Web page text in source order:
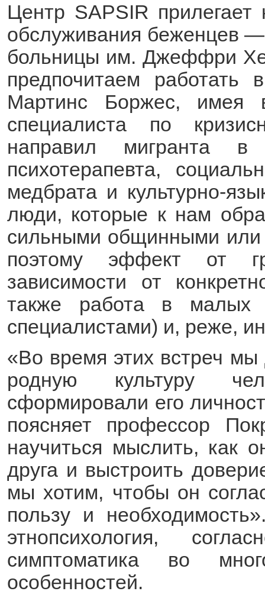
Центр SAPSIR
обслуживания беженцев —
больницы им. Джеффри
предпочитаем
Мартинс Боржес, имея
специалиста по
направил мигранта в
психотерапевта,
медбрата и культурно-
люди, которые к нам
сильными общинными или
поэтому эффект от
зависимости от
также работа в малых
специалистами) и, реже,
«Во время этих встреч
родную культуру
сформировали его
поясняет профессор
научиться мыслить, как
друга и выстроить
мы хотим, чтобы он
пользу и
этнопсихология,
симптоматика во
особенностей.